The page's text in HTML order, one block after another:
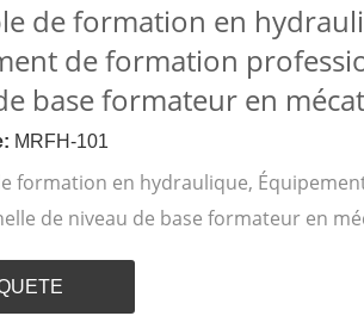
de formation en
de formation
base formateur en
MRFH-101
formation en hydraulique,
de niveau de base formateur en